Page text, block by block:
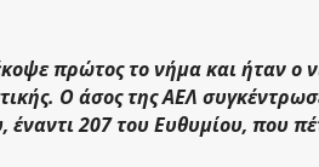
πρώτος το νήμα και ήταν ο
Ο άσος της ΑΕΛ
207 του Ευθυμίου, που